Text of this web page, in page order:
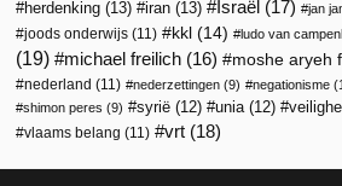
herdenking (13) iran (13) Israël (17) jan
joods onderwijs (11) kkl (14) ludo van
(19)
michael freilich (16) moshe aryeh
nederland (11) nederzettingen (9) negationisme
shimon peres (9) syrië (12) unia(12)
vlaams belang (11) vrt (18)